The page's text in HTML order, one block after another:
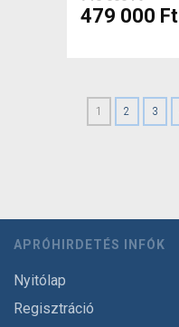
479 000 Ft
1 2 3
APRÓHIRDETÉS INFÓK
Nyitólap
Regisztráció